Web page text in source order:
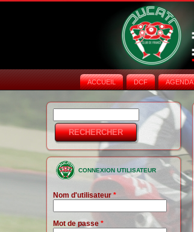
ACCUEIL DCF AGENDA
Formulaire de
recherche
CONNEXION UTILISATEUR
Nom d'utilisateur*
Mot de passe*